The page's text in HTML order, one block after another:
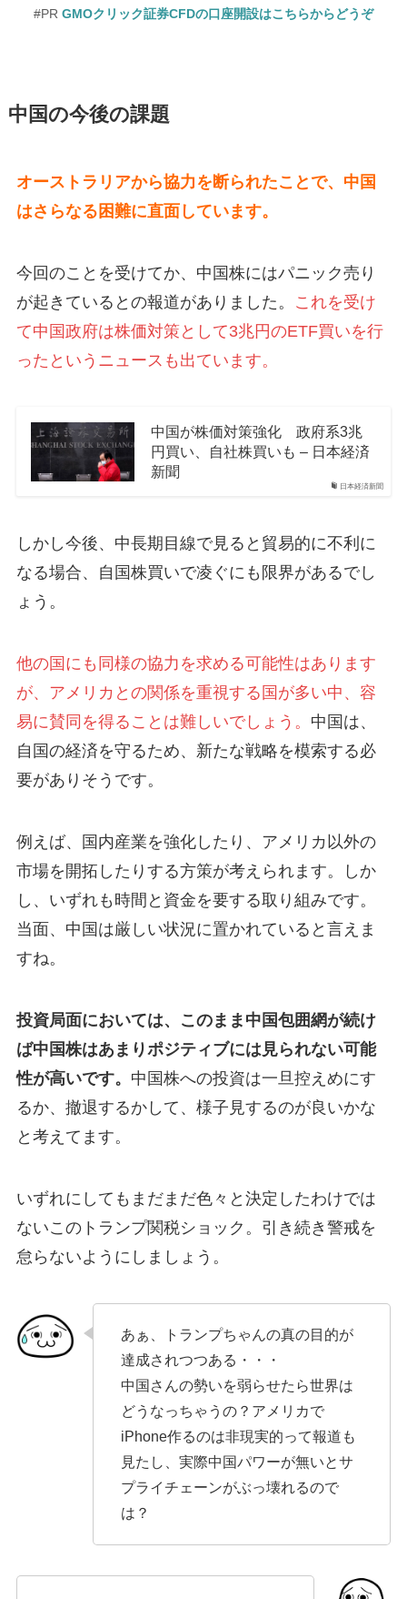
#PR GMOクリック証券CFDの口座開設はこちらからどうぞ
中国の今後の課題
オーストラリアから協力を断られたことで、中国
はさらなる困難に直面しています。
今回のことを受けてか、中国株にはパニック売り
が起きているとの報道がありました。
これを受け
て中国政府は株価対策として3兆円のETF買いを行
ったというニュースも出ています。
日本経済新聞
中国が株価対策強化 政府系3兆
円買い、自社株買いも – 日本経済
新聞
しかし今後、中長期目線で見ると貿易的に不利に
なる場合、自国株買いで凌ぐにも限界があるでし
ょう。
他の国にも同様の協力を求める可能性はあります
が、アメリカとの関係を重視する国が多い中、容
易に賛同を得ることは難しいでしょう。 中国は、
自国の経済を守るため、新たな戦略を模索する必
要がありそうです。
例えば、国内産業を強化したり、アメリカ以外の
市場を開拓したりする方策が考えられます。しか
し、いずれも時間と資金を要する取り組みです。
当面、中国は厳しい状況に置かれていると言えま
すね。
投資局面においては、このまま中国包囲網が続け
ば中国株はあまりポジティブには見られない可能
性が高いです。 中国株への投資は一旦控えめにす
るか、撤退するかして、様子見するのが良いかな
と考えてます。
いずれにしてもまだまだ色々と決定したわけでは
ないこのトランプ関税ショック。引き続き警戒を
怠らないようにしましょう。
あぁ、トランプちゃんの真の目的が
達成されつつある・・・
中国さんの勢いを弱らせたら世界は
どうなっちゃうの？アメリカで
iPhone作るのは非現実的って報道も
見たし、実際中国パワーが無いとサ
プライチェーンがぶっ壊れるので
は？